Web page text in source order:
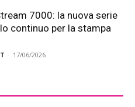
7000: la nuova serie
continuo per la stampa
- 17/06/2026